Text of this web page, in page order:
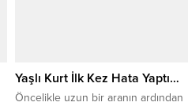
Yaşlı Kurt İlk Kez Hata Yaptı…
Öncelikle uzun bir aranın ardından